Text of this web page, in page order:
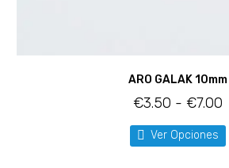
ARO GALAK 10mm
€3.50 - €7.00
Ver Opciones